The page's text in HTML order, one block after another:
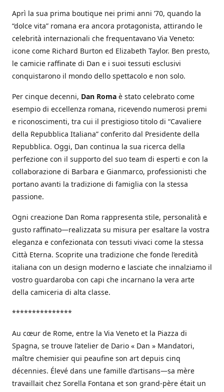
Aprì la sua prima boutique nei primi anni ’70, quando la
“dolce vita” romana era ancora protagonista, attirando le
celebrità internazionali che frequentavano Via Veneto:
icone come Richard Burton ed Elizabeth Taylor. Ben presto,
le camicie raffinate di Dan e i suoi tessuti esclusivi
conquistarono il mondo dello spettacolo e non solo.
Per cinque decenni, Dan Roma è stato celebrato come
esempio di eccellenza romana, ricevendo numerosi premi
e riconoscimenti, tra cui il prestigioso titolo di “Cavaliere
della Repubblica Italiana” conferito dal Presidente della
Repubblica. Oggi, Dan continua la sua ricerca della
perfezione con il supporto del suo team di esperti e con la
collaborazione di Barbara e Gianmarco, professionisti che
portano avanti la tradizione di famiglia con la stessa
passione.
Ogni creazione Dan Roma rappresenta stile, personalità e
gusto raffinato—realizzata su misura per esaltare la vostra
eleganza e confezionata con tessuti vivaci come la stessa
Città Eterna. Scoprite una tradizione che fonde l’eredità
italiana con un design moderno e lasciate che innalziamo il
vostro guardaroba con capi che incarnano la vera arte
della camiceria di alta classe.
***************
Au cœur de Rome, entre la Via Veneto et la Piazza di
Spagna, se trouve l’atelier de Dario « Dan » Mandatori,
maître chemisier qui peaufine son art depuis cinq
décennies. Élevé dans une famille d’artisans—sa mère
travaillait chez Sorella Fontana et son grand-père était un